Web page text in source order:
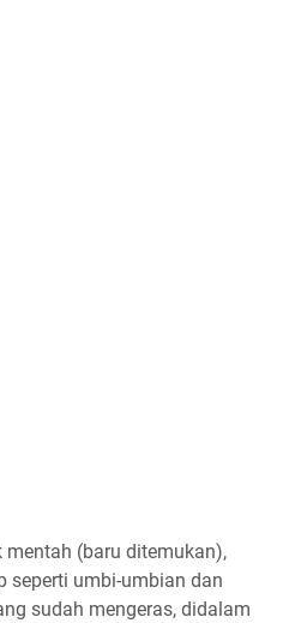
(baru ditemukan),
seperti umbi-umbian dan
sudah mengeras, didalam